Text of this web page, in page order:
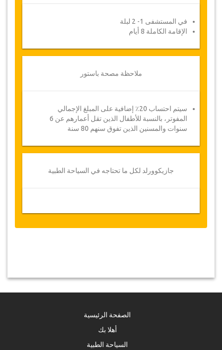
في المستشفى 1- 2 لبلة
الإقامة الكاملة 8 أيام
ملاحظة مصحة باستور
سيتم احتساب 20٪ إضافية على المبلغ الإجمالي
المفوتر، بالنسبة للأطفال الذين تقل أعمارهم عن 6
سنوات والمسنين الذين تفوق سنهم 80 سنة
جازيكوورلد لكل ما تحتاجه في السياحة الطبية
الصفحة الرئيسية
أهلا بك
السياحة الطبية